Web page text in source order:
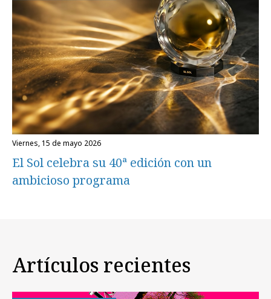
viernes, 15 de mayo 2026
El Sol celebra su 40ª edición con un
ambicioso programa
Artículos recientes